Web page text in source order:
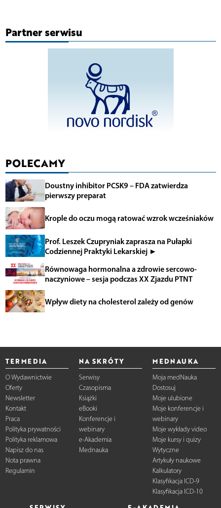
Partner serwisu
POLECAMY
Doustny inhibitor PCSK9 – FDA zatwierdza
pierwszy preparat
Krople do oczu mogą ratować wzrok wcześniaków
Prof. Leszek Czupryniak zaprasza na Pułapki
Codziennej Praktyki Lekarskiej ►
Równowaga hormonalna a zdrowie sercowo-
naczyniowe – sesja podczas XX Zjazdu PTNT
Wpływ diety na cholesterol zależy od genów
TERMEDIA
O Wydawnictwie
Oferty
Newsletter
Kontakt
Praca
Polityka prywatności
Polityka reklamowa
Napisz do nas
Nota prawna
Regulamin
NA SKRÓTY
Serwisy
Czasopisma
Książki
eBooki
Konferencje i
webinary
e-Akademia
Mednauka
MEDNAUKA
Moja medNauka
Dostosuj
Moje ulubione
Moje konferencje i
webinary
Moje wykłady video
Moje kursy i quizy
Wytyczne
Artykuły naukowe
Kalkulatory
Klasyfikacja ICD-9
Klasyfikacja ICD-10